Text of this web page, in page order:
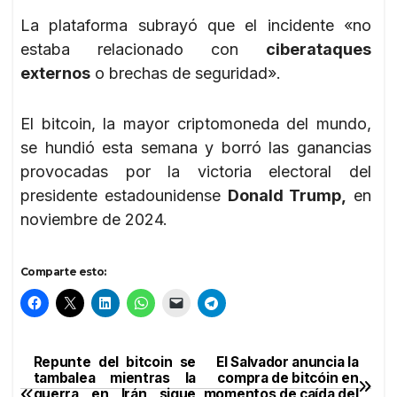
La plataforma subrayó que el incidente «no
estaba relacionado con ciberataques
externos o brechas de seguridad».
El bitcoin, la mayor criptomoneda del mundo,
se hundió esta semana y borró las ganancias
provocadas por la victoria electoral del
presidente estadounidense Donald Trump,
en
noviembre de 2024.
Comparte esto:
Navegación
El Salvador anuncia la
compra de bitcóin en
Repunte del bitcoin se
tambalea mientras la